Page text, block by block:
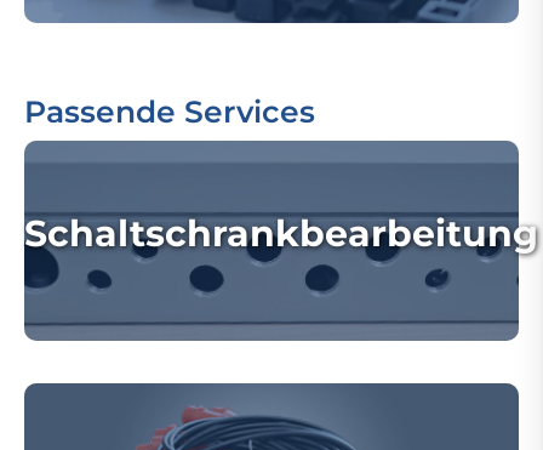
Passende Services
Schaltschrankbearbeitung